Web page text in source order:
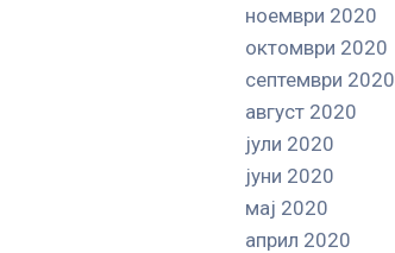
ноември 2020
октомври 2020
септември 2020
август 2020
јули 2020
јуни 2020
мај 2020
април 2020